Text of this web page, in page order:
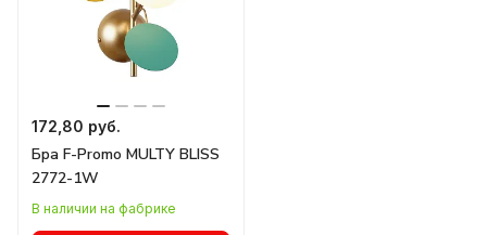
172,80 руб.
Бра F-Promo MULTY BLISS
2772-1W
В наличии на фабрике